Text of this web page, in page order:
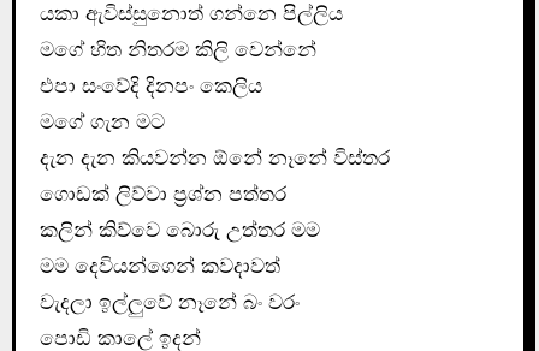
යකා ඇවිස්සුනොත් ගන්නෙ පිල්ලිය
මගේ හිත නිතරම කිලි වෙන්නේ
එපා සංවේදි දිනපං කෙලිය
මගේ ගැන මට
දැන දැන කියවන්න ඕනේ නෑනේ විස්තර
ගොඩක් ලිව්වා ප්‍රශ්න පත්තර
කලින් කිව්වෙ බොරු උත්තර මම
මම දෙවියන්ගෙන් කවදාවත්
වැදලා ඉල්ලුවේ නෑනේ බං වරං
පොඩි කාලේ ඉදන්